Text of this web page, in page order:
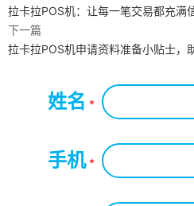
拉卡拉POS机：让每一笔交易都充满
下一篇
拉卡拉POS机申请资料准备小贴士，
姓名 *
手机*